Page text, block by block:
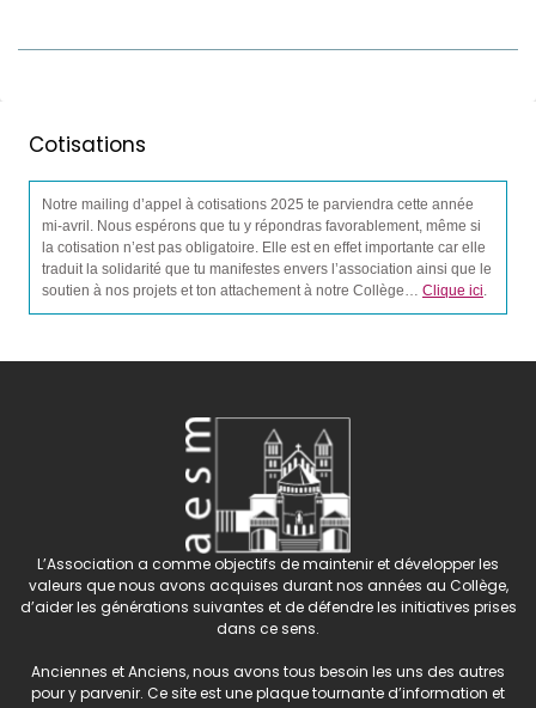
Cotisations
Notre mailing d’appel à cotisations 2025 te parviendra cette année
mi-avril. Nous espérons que tu y répondras favorablement, même si
la cotisation n’est pas obligatoire. Elle est en effet importante car elle
traduit la solidarité que tu manifestes envers l’association ainsi que le
soutien à nos projets et ton attachement à notre Collège… Clique ici.
L’Association a comme objectifs de maintenir et développer les
valeurs que nous avons acquises durant nos années au Collège,
d’aider les générations suivantes et de défendre les initiatives prises
dans ce sens.
Anciennes et Anciens, nous avons tous besoin les uns des autres
pour y parvenir. Ce site est une plaque tournante d’information et